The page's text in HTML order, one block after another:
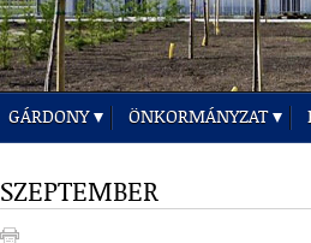
GÁRDONY ÖNKORMÁNYZAT
SZEPTEMBER